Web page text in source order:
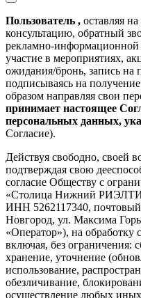
Пользователь , оставляя
консультацию, обратный
рекламно-
участие в мероприятиях,
ожидания/бронь, запись на
подписываясь на
образом направляя свои
принимает настоящее
персональных данных,
Согласие).
Действуя свободно, своей
подтверждая свою
согласие Обществу с
«Столица Нижний
ИНН 5262117340,
Новгород, ул. Максима
«Оператор»), на обработку
включая, без ограничения:
хранение, уточнение
использование,
обезличивание,
осуществление любых